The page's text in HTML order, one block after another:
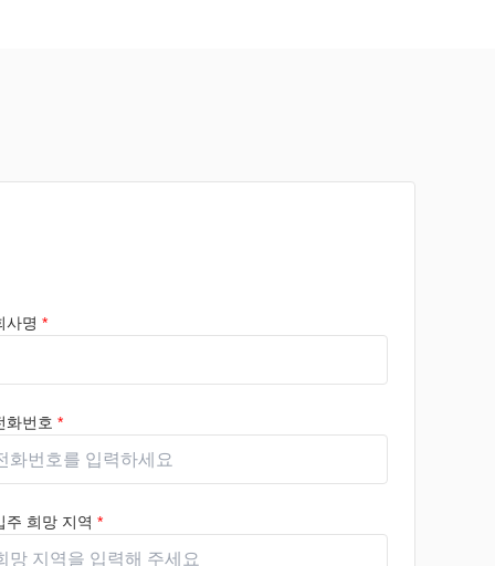
사명 *
화번호 *
주 희망 지역 *